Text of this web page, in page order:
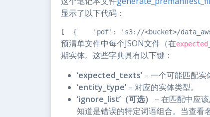
显示了以下代码：
[  {    'pdf': 's3://<bucket>/
预清单文件中每个JSON文件（在
期实体。这些字典具有以下键：
‘expected_texts’ – 一个可能匹配实
‘entity_type’ – 对应的实体类型。
‘ignore_list’（可选）
– 在匹配中应
知道是错误的特定词语组合。当查看